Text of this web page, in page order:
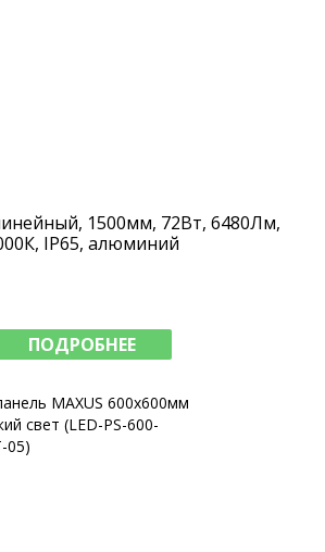
1500мм, 72Вт, 6480Лм,
IP65, алюминий
ПОДРОБНЕЕ